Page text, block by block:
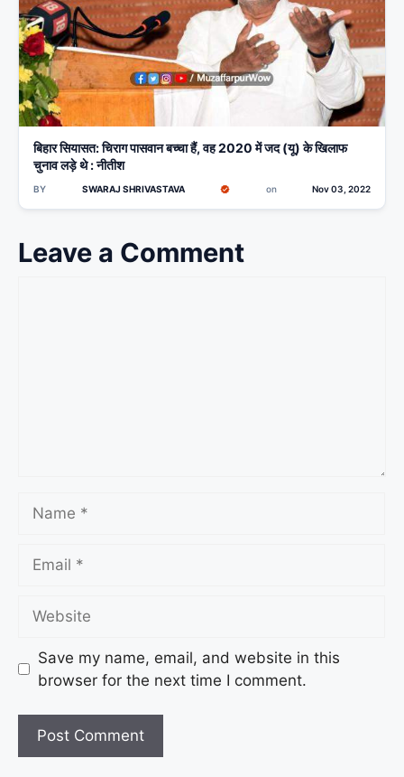
बिहार सियासत: चिराग पासवान बच्चा हैं, वह 2020 में जद (यू) के खिलाफ
चुनाव लड़े थे : नीतीश
BY SWARAJ SHRIVASTAVA on Nov 03, 2022
Leave a Comment
Save my name, email, and website in this
browser for the next time I comment.